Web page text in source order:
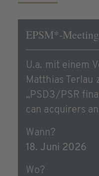
EPSM*-Meeting
U.a. mit einem
Matthias Terlau
„PSD3/PSR
can acquirers
Wann?
18. Juni 2026
Wo?